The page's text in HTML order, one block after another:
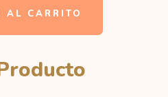
AL CARRITO